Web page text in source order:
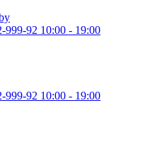
999-92 10:00 - 19:00
999-92 10:00 - 19:00